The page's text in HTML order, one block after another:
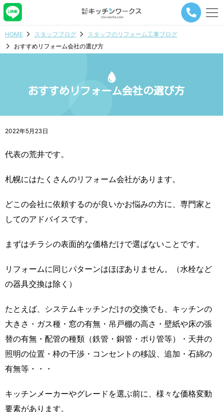
メ
ナ
ボ
HOME スタッフブログ
スタッフのリフォーム工事ブログ
おすすめリフォーム会社の選び方
おすすめリフォーム会社の選び方
2022年5月23日
代表の荒井です。
札幌にはたくさんのリフォーム会社があります。
どこの会社に依頼するのが良いかお悩みの方に、専門家と
してのアドバイスです。
まずはチラシの表面的な価格だけで選ばないことです。
リフォームに同じパターンはほぼありません。（水栓など
の器具交換は除く）
たとえば、システムキッチンだけの交換でも、キッチンの
大きさ・ガス種・窓の有無・吊戸棚の高さ・壁紙や床の張
替の有無・配管の種類（鉄管・銅管・ポり管等）・天井の
照明の位置・枠の干渉・コンセントの移設、追加・石綿の
有無等・・・
キッチンメーカーやグレードを選ぶ前に、様々な価格変動
要素があります。